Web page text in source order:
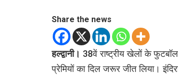
Share the news
हल्द्वानी। 38वें राष्ट्रीय खेलों के
प्रेमियों का दिल जरूर जीत लिया।